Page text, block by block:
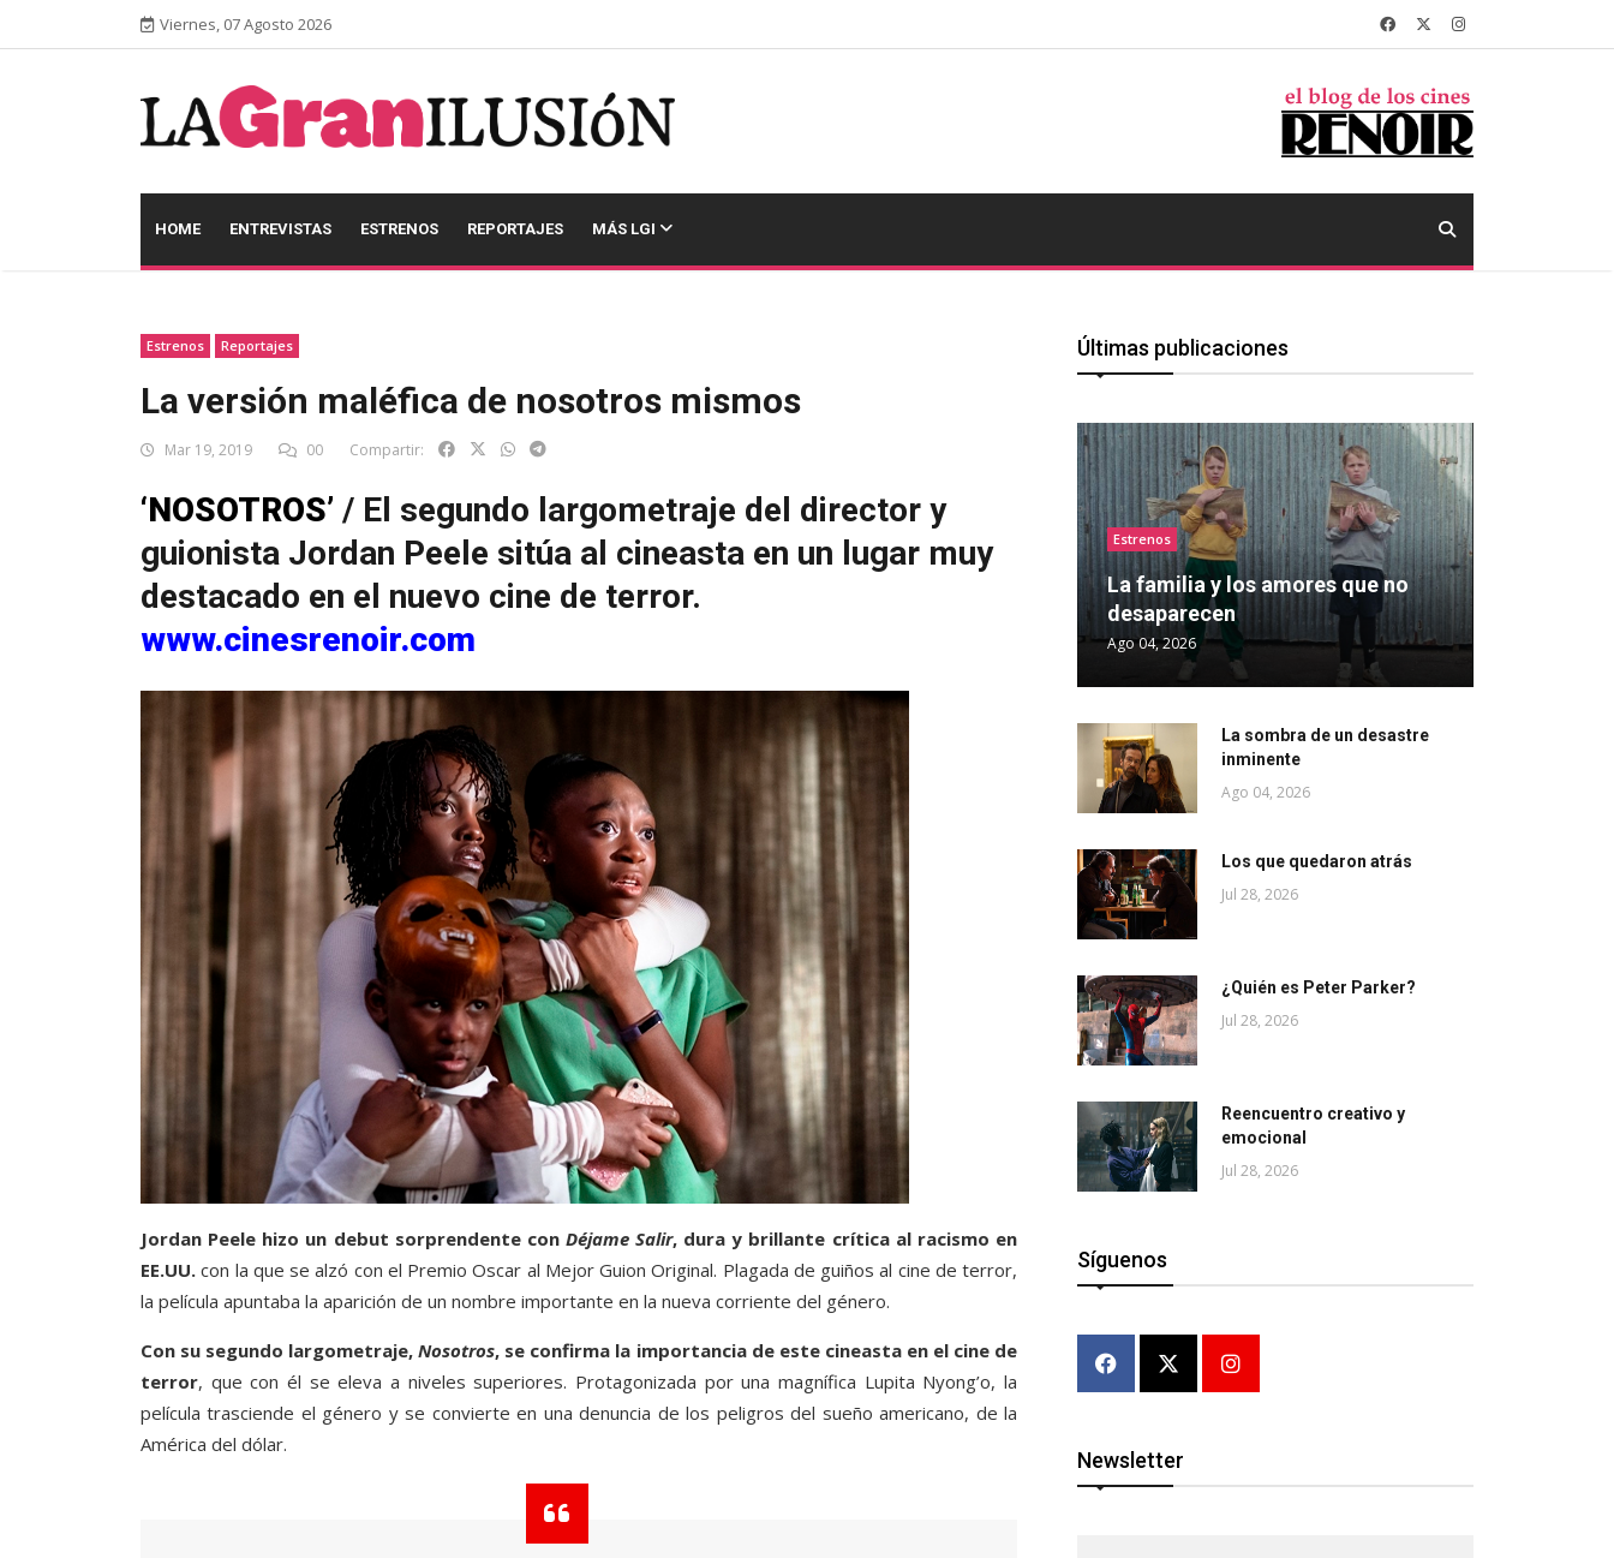
Viernes, 07 Agosto 2026
HOME ENTREVISTAS ESTRENOS REPORTAJES MÁS LGI
Estrenos Reportajes
La versión maléfica de nosotros mismos
Mar 19, 2019 00 Compartir:
‘NOSOTROS’ / El segundo largometraje del director y
guionista Jordan Peele sitúa al cineasta en un lugar muy
destacado en el nuevo cine de terror.
www.cinesrenoir.com
Jordan Peele hizo un debut sorprendente con Déjame Salir, dura y brillante crítica al racismo en
EE.UU. con la que se alzó con el Premio Oscar al Mejor Guion Original. Plagada de guiños al cine de terror,
la película apuntaba la aparición de un nombre importante en la nueva corriente del género.
Con su segundo largometraje,Nosotros, se confirma la importancia de este cineasta en el cine de
terror, que con él se eleva a niveles superiores. Protagonizada por una magnífica Lupita Nyong’o, la
película trasciende el género y se convierte en una denuncia de los peligros del sueño americano, de la
América del dólar.
Últimas publicaciones
Estrenos
La familia y los amores que no
desaparecen
Ago 04, 2026
La sombra de un desastre
inminente
Ago 04, 2026
Los que quedaron atrás
Jul 28, 2026
¿Quién es Peter Parker?
Jul 28, 2026
Reencuentro creativo y
emocional
Jul 28, 2026
Síguenos
Newsletter